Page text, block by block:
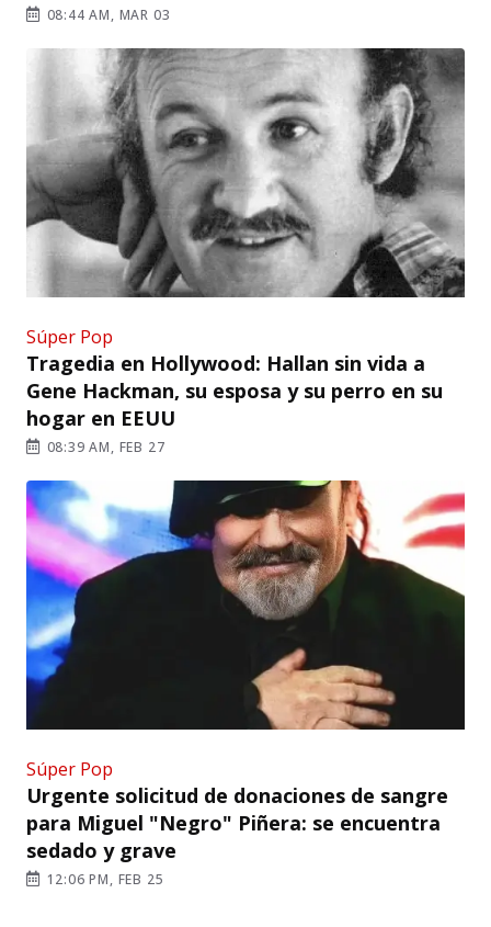
08:44 AM, MAR 03
Súper Pop
Tragedia en Hollywood: Hallan sin vida a
Gene Hackman, su esposa y su perro en su
hogar en EEUU
08:39 AM, FEB 27
Súper Pop
Urgente solicitud de donaciones de sangre
para Miguel "Negro" Piñera: se encuentra
sedado y grave
12:06 PM, FEB 25